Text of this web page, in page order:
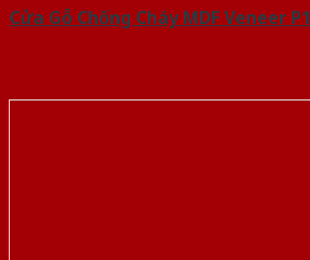
Cửa Gỗ Chống Cháy MDF Veneer